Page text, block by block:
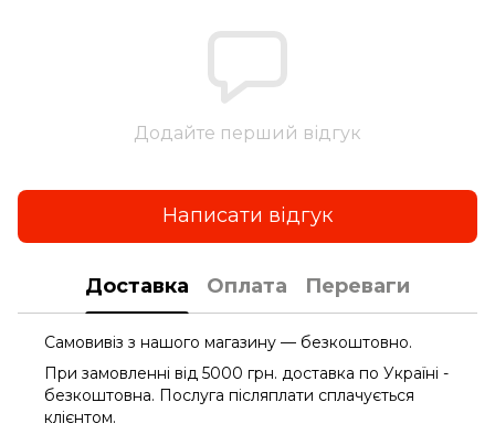
Додайте перший відгук
Написати відгук
Доставка Оплата Переваги
Самовивіз з нашого магазину — безкоштовно.
При замовленні від 5000 грн. доставка по Україні -
безкоштовна. Послуга післяплати сплачується
клієнтом.